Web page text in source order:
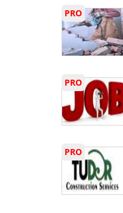
PRO
PRO
PRO